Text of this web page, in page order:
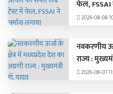
फेल, FSSAI
2026-08-08
नवकरणीय
राज्य :
2026-08-07